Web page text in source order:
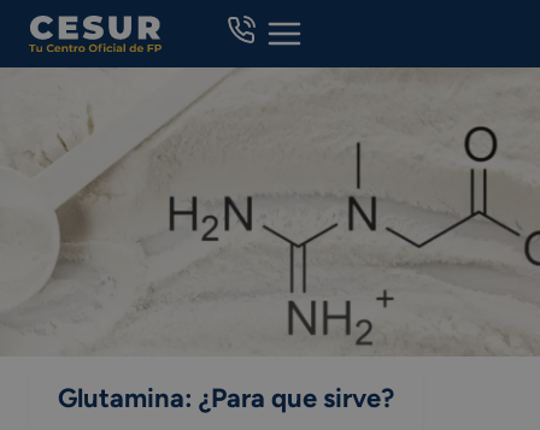
Skip
content
Glutamina: ¿Para que sirve?